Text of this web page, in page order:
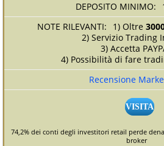
1) Oltre
2) Servizio Trading
3) Accetta
4) Possibilità di fare
Recensione
VISITA
74,2% dei conti degli investitori retail perde
broker